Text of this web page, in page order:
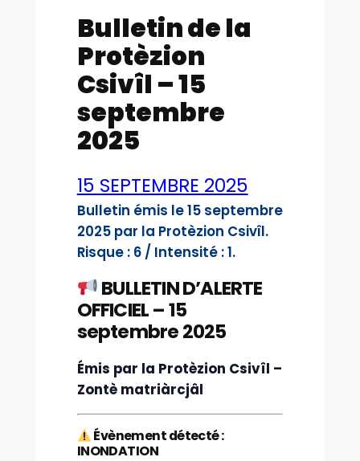
Bulletin de la
Protèzion
Csivîl – 15
septembre
2025
15 SEPTEMBRE 2025
Bulletin émis le 15 septembre
2025 par la Protèzion Csivîl.
Risque : 6 / Intensité : 1.
BULLETIN D’ALERTE
OFFICIEL – 15
septembre 2025
Émis par la Protèzion Csivîl –
Zontè matriàrcjâl
Évènement détecté :
INONDATION